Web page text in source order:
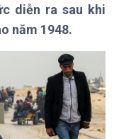
21h30
Thời sự
diễn ra sau khi
năm 1948.